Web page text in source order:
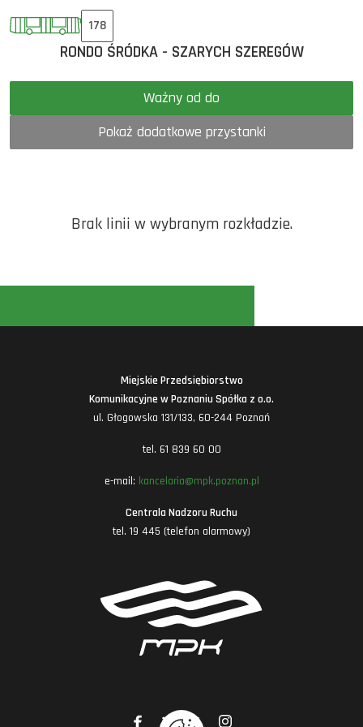
178
RONDO ŚRÓDKA - SZARYCH SZEREGÓW
Ważny od do
Pokaż dodatkowe przystanki
Brak linii w wybranym rozkładzie.
Miejskie Przedsiębiorstwo
Komunikacyjne w Poznaniu Spółka z o.o.
ul. Głogowska 131/133, 60-244 Poznań
tel. 61 839 60 00
e-mail: kancelaria@mpk.poznan.pl
Centrala Nadzoru Ruchu
tel. 19 445 (telefon alarmowy)